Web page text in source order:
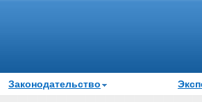
Законодательство